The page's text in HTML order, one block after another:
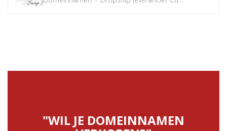
"WIL JE DOMEINNAMEN